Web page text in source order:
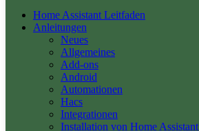
Home Assistant Leitfaden
Anleitungen
Neues
Allgemeines
Add-ons
Android
Automationen
Hacs
Integrationen
Installation von Home Assistant